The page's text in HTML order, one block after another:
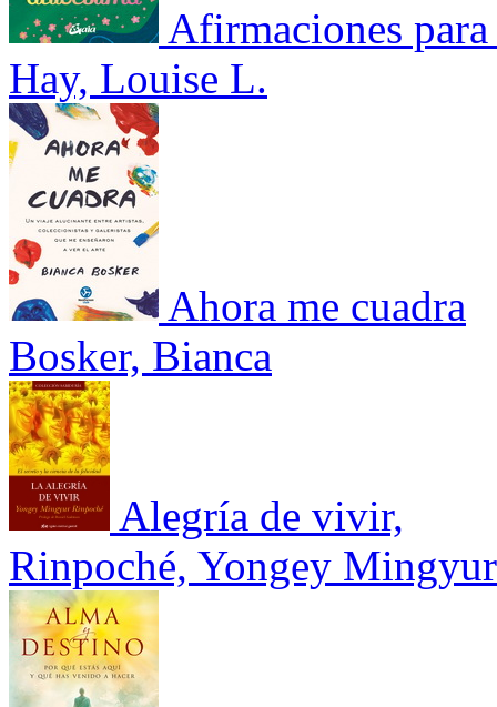
Afirmaciones
Hay, Louise L.
Ahora me cuadra
Bosker, Bianca
Alegría de vivir,
Rinpoché, Yongey Mingyur